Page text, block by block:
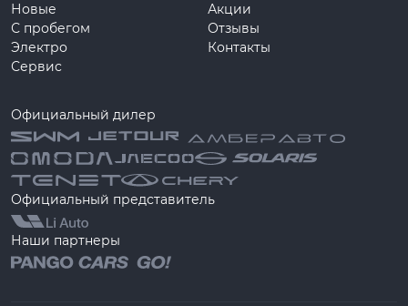
Новые
С пробегом
Электро
Сервис
Акции
Отзывы
Контакты
Официальный дилер
Официальный представитель
Наши партнеры